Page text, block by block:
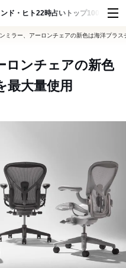
ド・ヒト22時占い トップ100 スナッ
ミラー、アーロンチェアの新色は海洋プラス
ロンチェアの新色
最大量使用